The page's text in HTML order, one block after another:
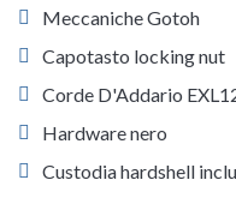
Meccaniche Gotoh
Capotasto locking nut
Corde D'Addario
Hardware nero
Custodia hardshell